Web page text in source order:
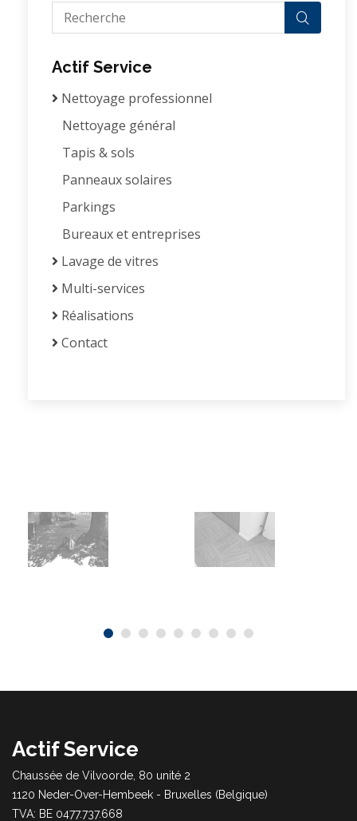
Actif Service
Nettoyage professionnel
Nettoyage général
Tapis & sols
Panneaux solaires
Parkings
Bureaux et entreprises
Lavage de vitres
Multi-services
Réalisations
Contact
Actif Service
Chaussée de Vilvoorde, 80 unité 2
1120 Neder-Over-Hembeek - Bruxelles (Belgique)
TVA: BE 0477.737.668